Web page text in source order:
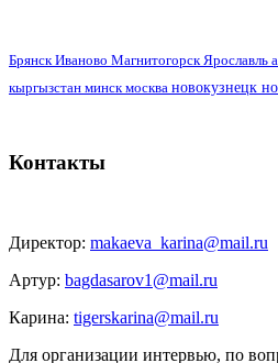
БрянскИваново МагнитогорскЯрославль
кыргызстан минскмосква новокузнецк
Контакты
Директор: makaeva_karina@mail.ru
Артур: bagdasarov1@mail.ru
Карина: tigerskarina@mail.ru
Для организации интервью, по